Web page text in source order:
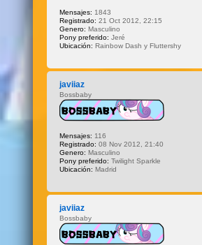
Mensajes: 1843
Registrado: 21 Oct 2012, 22:15
Genero: Masculino
Pony preferido: Jeré
Ubicación: Rainbow Dash y Fluttershy
javiiaz
Bossbaby
Mensajes: 116
Registrado: 08 Nov 2012, 21:40
Genero: Masculino
Pony preferido: Twilight Sparkle
Ubicación: Madrid
javiiaz
Bossbaby